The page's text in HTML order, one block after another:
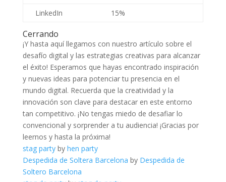
LinkedIn 15%
Cerrando
¡Y hasta aquí llegamos ⁢con nuestro artículo sobre el
desafío digital y las estrategias creativas para alcanzar
el éxito! ⁣Esperamos que ‍hayas⁤ encontrado inspiración
y ‍nuevas ideas para‌ potenciar tu presencia en‌ el​
mundo digital.⁣ Recuerda que‍ la creatividad y la
‍innovación son clave para destacar en ⁣este entorno
tan​ competitivo. ¡No ⁢tengas⁤ miedo de desafiar lo
convencional y⁢ sorprender a tu audiencia! ¡Gracias por
leernos y hasta la próxima!
stag partyby hen party
Despedida de Soltera Barcelona by Despedida de
Soltero Barcelona